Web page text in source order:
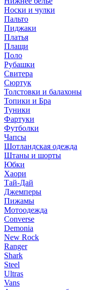
Носки и чулки
Пальто
Пиджаки
Платья
Плащи
Поло
Рубашки
Свитера
Сюртук
Толстовки и балахоны
Топики и Бра
Туники
Фартуки
Футболки
Чапсы
Шотландская одежда
Штаны и шорты
Юбки
Хаори
Тай-Дай
Джемперы
Пижамы
Мотоодежда
Converse
Demonia
New Rock
Ranger
Shark
Steel
Ultras
Vans